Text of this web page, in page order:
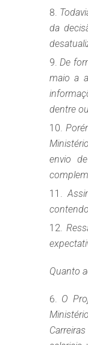
da
De
maio a
dentre
envio
Quanto
O